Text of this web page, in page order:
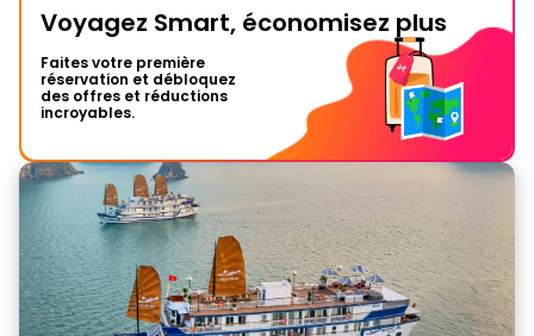
Voyagez Smart, économisez plus
Faites votre première
réservation et débloquez
des offres et réductions
incroyables.